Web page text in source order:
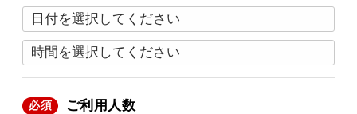
必須
ご利用人数